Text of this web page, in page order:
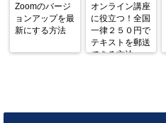
Zoomのバージ
ョンアップを最
新にする方法
オンライン講座
に役立つ！全国
一律２５０円で
テキストを郵送
できる方法